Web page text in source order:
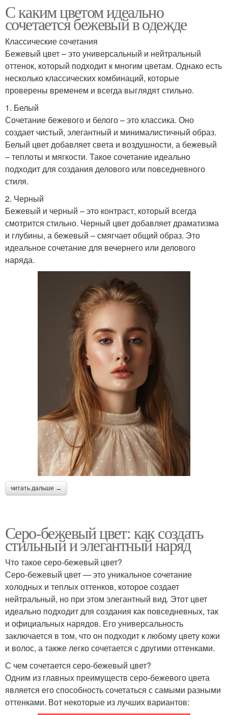
С каким цветом идеально
сочетается бежевый в одежде
Классические сочетания
Бежевый цвет – это универсальный и нейтральный
оттенок, который подходит к многим цветам. Однако есть
несколько классических комбинаций, которые
проверены временем и всегда выглядят стильно.
1. Белый
Сочетание бежевого и белого – это классика. Оно
создает чистый, элегантный и минималистичный образ.
Белый цвет добавляет света и воздушности, а бежевый
– теплоты и мягкости. Такое сочетание идеально
подходит для создания делового или повседневного
стиля.
2. Черный
Бежевый и черный – это контраст, который всегда
смотрится стильно. Черный цвет добавляет драматизма
и глубины, а бежевый – смягчает общий образ. Это
идеальное сочетание для вечернего или делового
наряда.
читать дальше →
Серо-бежевый цвет: как создать
стильный и элегантный наряд
Что такое серо-бежевый цвет?
Серо-бежевый цвет — это уникальное сочетание
холодных и теплых оттенков, которое создает
нейтральный, но при этом элегантный вид. Этот цвет
идеально подходит для создания как повседневных, так
и официальных нарядов. Его универсальность
заключается в том, что он подходит к любому цвету кожи
и волос, а также легко сочетается с другими оттенками.
С чем сочетается серо-бежевый цвет?
Одним из главных преимуществ серо-бежевого цвета
является его способность сочетаться с самыми разными
оттенками. Вот некоторые из лучших вариантов: